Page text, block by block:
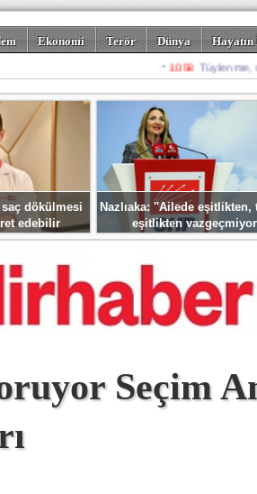
Ekonomi Terör Dünya
Spor Misafir
dökülmesi
edebilir
Nazlıaka: ''Ailede eşitlikten,
eşitlikten
Seçim